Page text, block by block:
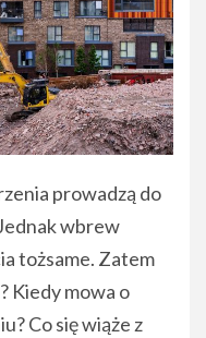
prowadzą do
wbrew
tożsame. Zatem
Kiedy mowa o
Co się wiąże z